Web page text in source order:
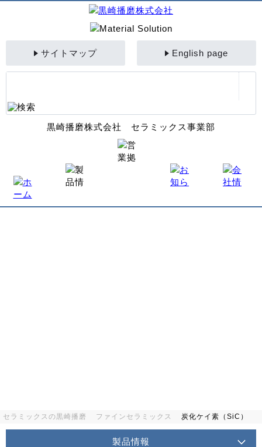
サイトマップ English page
黒崎播磨株式会社 セラミックス事業部
セラミックスの黒崎播磨 ファインセラミックス 炭化ケイ素（SiC）
製品情報